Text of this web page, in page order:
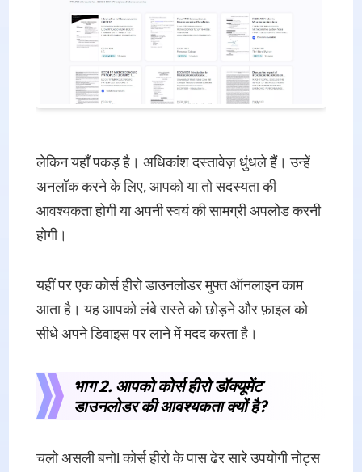
लेकिन यहाँ पकड़ है। अधिकांश दस्तावेज़ धुंधले हैं। उन्हें
अनलॉक करने के लिए, आपको या तो सदस्यता की
आवश्यकता होगी या अपनी स्वयं की सामग्री अपलोड करनी
होगी।
यहीं पर एक कोर्स हीरो डाउनलोडर मुफ्त ऑनलाइन काम
आता है। यह आपको लंबे रास्ते को छोड़ने और फ़ाइल को
सीधे अपने डिवाइस पर लाने में मदद करता है।
भाग 2. आपको कोर्स हीरो डॉक्यूमेंट
डाउनलोडर की आवश्यकता क्यों है?
चलो असली बनो! कोर्स हीरो के पास ढेर सारे उपयोगी नोट्स